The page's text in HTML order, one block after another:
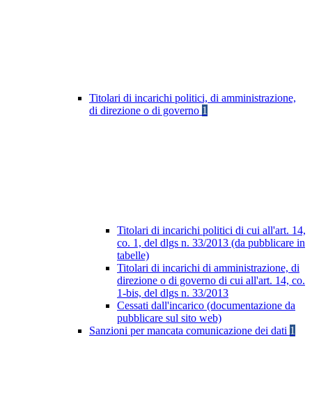
Titolari di incarichi politici, di amministrazione,
di direzione o di governo 1
Titolari di incarichi politici di cui all'art. 14,
co. 1, del dlgs n. 33/2013 (da pubblicare in
tabelle)
Titolari di incarichi di amministrazione, di
direzione o di governo di cui all'art. 14, co.
1-bis, del dlgs n. 33/2013
Cessati dall'incarico (documentazione da
pubblicare sul sito web)
Sanzioni per mancata comunicazione dei dati 1